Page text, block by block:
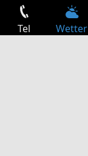
Tel Wetter